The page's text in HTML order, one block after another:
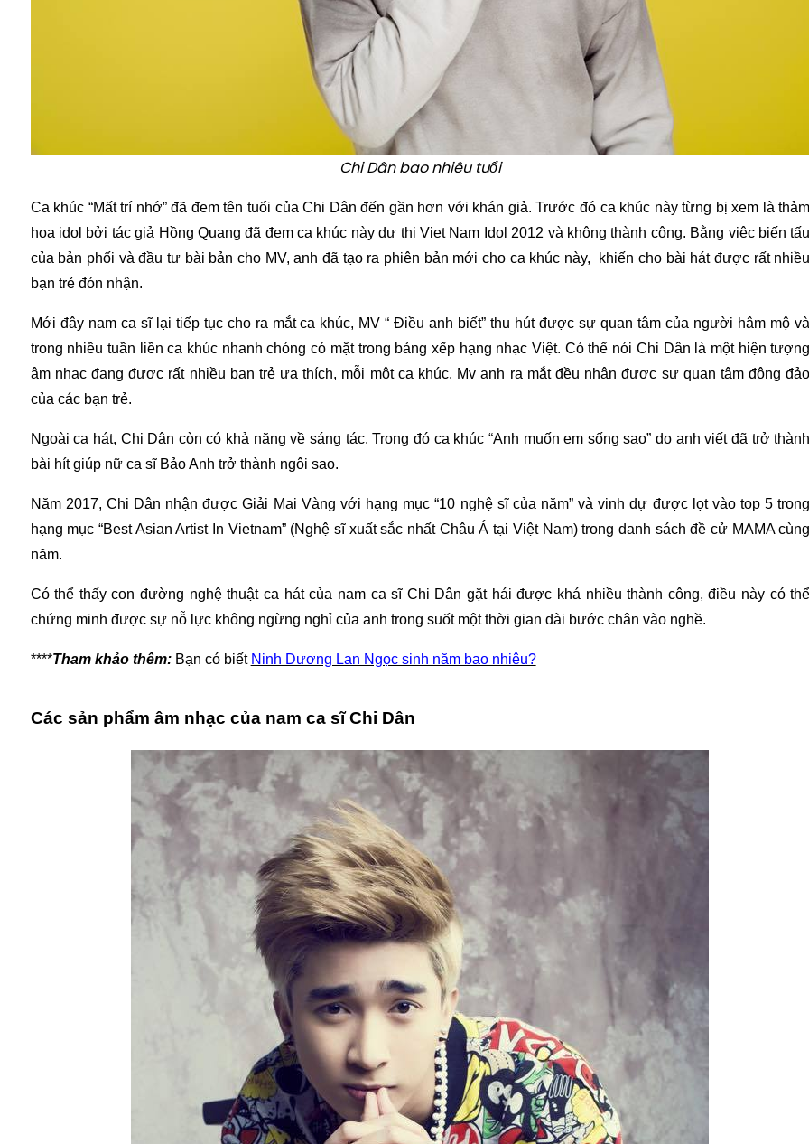
Chi Dân bao nhiêu tuổi
Ca khúc “Mất trí nhớ” đã đem tên tuổi của Chi Dân đến gần hơn với khán giả. Trước đó ca khúc này từng bị xem là thảm
họa idol bởi tác giả Hồng Quang đã đem ca khúc này dự thi Viet Nam Idol 2012 và không thành công. Bằng việc biến tấu
của bản phối và đầu tư bài bản cho MV, anh đã tạo ra phiên bản mới cho ca khúc này, khiến cho bài hát được rất nhiều
bạn trẻ đón nhận.
Mới đây nam ca sĩ lại tiếp tục cho ra mắt ca khúc, MV “ Điều anh biết” thu hút được sự quan tâm của người hâm mộ và
trong nhiều tuần liền ca khúc nhanh chóng có mặt trong bảng xếp hạng nhạc Việt. Có thể nói Chi Dân là một hiện tượng
âm nhạc đang được rất nhiều bạn trẻ ưa thích, mỗi một ca khúc. Mv anh ra mắt đều nhận được sự quan tâm đông đảo
của các bạn trẻ.
Ngoài ca hát, Chi Dân còn có khả năng về sáng tác. Trong đó ca khúc “Anh muốn em sống sao” do anh viết đã trở thành
bài hít giúp nữ ca sĩ Bảo Anh trở thành ngôi sao.
Năm 2017, Chi Dân nhận được Giải Mai Vàng với hạng mục “10 nghệ sĩ của năm” và vinh dự được lọt vào top 5 trong
hạng mục “Best Asian Artist In Vietnam” (Nghệ sĩ xuất sắc nhất Châu Á tại Việt Nam) trong danh sách đề cử MAMA cùng
năm.
Có thể thấy con đường nghệ thuật ca hát của nam ca sĩ Chi Dân gặt hái được khá nhiều thành công, điều này có thể
chứng minh được sự nỗ lực không ngừng nghỉ của anh trong suốt một thời gian dài bước chân vào nghề.
****Tham khảo thêm: Bạn có biết Ninh Dương Lan Ngọc sinh năm bao nhiêu?
Các sản phẩm âm nhạc của nam ca sĩ Chi Dân